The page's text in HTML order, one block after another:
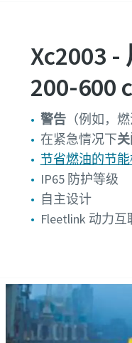
Xc2003
200-600
警告（例如，
在紧急情况下关
节省燃油的节
IP65 防护等级
自主设计
Fleetlink 动力